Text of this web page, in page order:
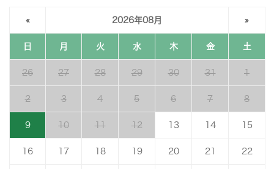
« 2026年08月 »
日 月 火 水 木 金 土
26 27 28 29 30 31 1
2 3 4 5 6 7 8
9 10 11 12 13 14 15
16 17 18 19 20 21 22